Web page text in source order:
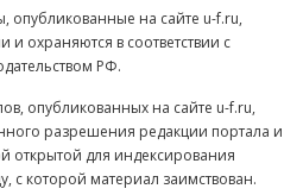
опубликованные на сайте u-f.ru,
и охраняются в соответствии с
РФ.
опубликованных на сайте u-f.ru,
разрешения редакции портала и
открытой для индексирования
с которой материал заимствован.